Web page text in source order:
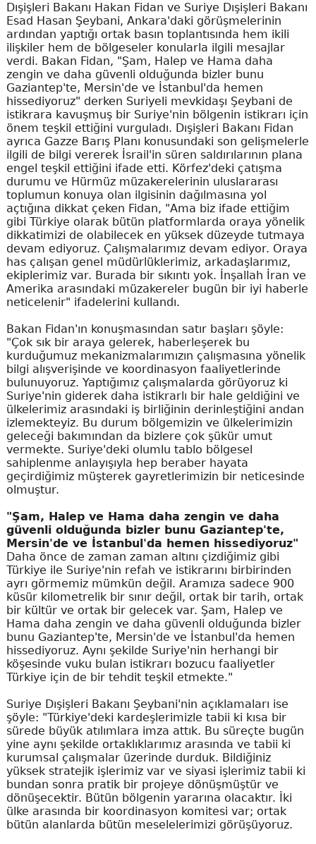
Dışişleri Bakanı Hakan Fidan ve Suriye Dışişleri Bakanı
Esad Hasan Şeybani, Ankara'daki görüşmelerinin
ardından yaptığı ortak basın toplantısında hem ikili
ilişkiler hem de bölgeseler konularla ilgili mesajlar
verdi. Bakan Fidan, "Şam, Halep ve Hama daha
zengin ve daha güvenli olduğunda bizler bunu
Gaziantep'te, Mersin'de ve İstanbul'da hemen
hissediyoruz" derken Suriyeli mevkidaşı Şeybani de
istikrara kavuşmuş bir Suriye'nin bölgenin istikrarı için
önem teşkil ettiğini vurguladı. Dışişleri Bakanı Fidan
ayrıca Gazze Barış Planı konusundaki son gelişmelerle
ilgili de bilgi vererek İsrail'in süren saldırılarının plana
engel teşkil ettiğini ifade etti. Körfez'deki çatışma
durumu ve Hürmüz müzakerelerinin uluslararası
toplumun konuya olan ilgisinin dağılmasına yol
açtığına dikkat çeken Fidan, "Ama biz ifade ettiğim
gibi Türkiye olarak bütün platformlarda oraya yönelik
dikkatimizi de olabilecek en yüksek düzeyde tutmaya
devam ediyoruz. Çalışmalarımız devam ediyor. Oraya
has çalışan genel müdürlüklerimiz, arkadaşlarımız,
ekiplerimiz var. Burada bir sıkıntı yok. İnşallah İran ve
Amerika arasındaki müzakereler bugün bir iyi haberle
neticelenir" ifadelerini kullandı.
Bakan Fidan'ın konuşmasından satır başları şöyle:
"Çok sık bir araya gelerek, haberleşerek bu
kurduğumuz mekanizmalarımızın çalışmasına yönelik
bilgi alışverişinde ve koordinasyon faaliyetlerinde
bulunuyoruz. Yaptığımız çalışmalarda görüyoruz ki
Suriye'nin giderek daha istikrarlı bir hale geldiğini ve
ülkelerimiz arasındaki iş birliğinin derinleştiğini andan
izlemekteyiz. Bu durum bölgemizin ve ülkelerimizin
geleceği bakımından da bizlere çok şükür umut
vermekte. Suriye'deki olumlu tablo bölgesel
sahiplenme anlayışıyla hep beraber hayata
geçirdiğimiz müşterek gayretlerimizin bir neticesinde
olmuştur.
"Şam, Halep ve Hama daha zengin ve daha
güvenli olduğunda bizler bunu Gaziantep'te,
Mersin'de ve İstanbul'da hemen hissediyoruz"
Daha önce de zaman zaman altını çizdiğimiz gibi
Türkiye ile Suriye'nin refah ve istikrarını birbirinden
ayrı görmemiz mümkün değil. Aramıza sadece 900
küsür kilometrelik bir sınır değil, ortak bir tarih, ortak
bir kültür ve ortak bir gelecek var. Şam, Halep ve
Hama daha zengin ve daha güvenli olduğunda bizler
bunu Gaziantep'te, Mersin'de ve İstanbul'da hemen
hissediyoruz. Aynı şekilde Suriye'nin herhangi bir
köşesinde vuku bulan istikrarı bozucu faaliyetler
Türkiye için de bir tehdit teşkil etmekte."
Suriye Dışişleri Bakanı Şeybani'nin açıklamaları ise
şöyle: "Türkiye'deki kardeşlerimizle tabii ki kısa bir
sürede büyük atılımlara imza attık. Bu süreçte bugün
yine aynı şekilde ortaklıklarımız arasında ve tabii ki
kurumsal çalışmalar üzerinde durduk. Bildiğiniz
yüksek stratejik işlerimiz var ve siyasi işlerimiz tabii ki
bundan sonra pratik bir projeye dönüşmüştür ve
dönüşecektir. Bütün bölgenin yararına olacaktır. İki
ülke arasında bir koordinasyon komitesi var; ortak
bütün alanlarda bütün meselelerimizi görüşüyoruz.